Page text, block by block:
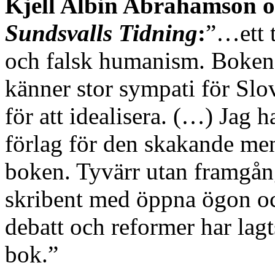
Sundsvalls Tidning:”…ett
och falsk humanism.
känner stor sympati för
för att idealisera. (…) Jag
förlag för den skakande
boken. Tyvärr utan
skribent med öppna ögon
debatt och reformer har
bok.”